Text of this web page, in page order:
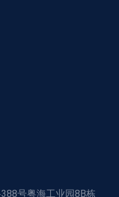
号粤海工业园8B栋